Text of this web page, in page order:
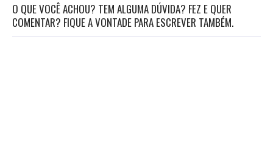
O QUE VOCÊ ACHOU? TEM ALGUMA DÚVIDA? FEZ E QUER
COMENTAR? FIQUE A VONTADE PARA ESCREVER TAMBÉM.